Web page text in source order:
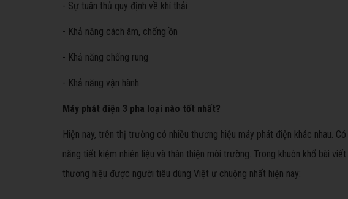
- Sự tuân thủ quy định về khí thải
- Khả năng cách âm, chống ồn
- Khả năng chống rung
- Khả năng vận hành
Máy phát điện 3 pha loại nào tốt nhất?
Hiện nay, trên thị trường có nhiều thương hiệu máy phát điện khác nhau.
năng tiết kiệm nhiên liệu và thân thiện môi trường. Trong khuôn khổ bài
thương hiệu được người tiêu dùng Việt ư chuộng nhất hiện nay: